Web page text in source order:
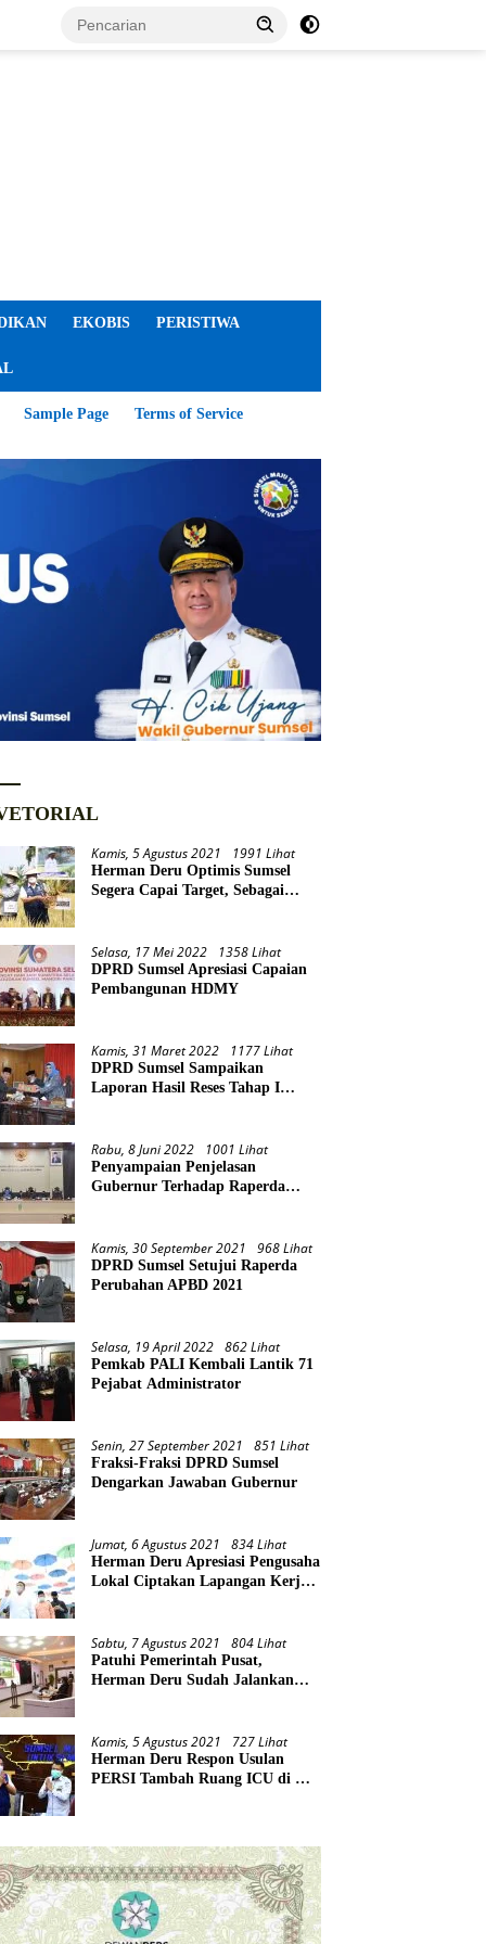
EKOBIS PERISTIWA
Sample Page Terms of Service
Kamis, 5 Agustus 2021 1991 Lihat
Herman Deru Optimis Sumsel
Segera Capai Target, Sebagai
Selasa, 17 Mei 2022 1358 Lihat
DPRD Sumsel Apresiasi Capaian
Pembangunan HDMY
Kamis, 31 Maret 2022 1177 Lihat
DPRD Sumsel Sampaikan
Laporan Hasil Reses Tahap I
Rabu, 8 Juni 2022 1001 Lihat
Penyampaian Penjelasan
Gubernur Terhadap Raperda
Kamis, 30 September 2021 968 Lihat
DPRD Sumsel Setujui Raperda
Perubahan APBD 2021
Selasa, 19 April 2022 862 Lihat
Pemkab PALI Kembali Lantik 71
Pejabat Administrator
Senin, 27 September 2021 851 Lihat
Fraksi-Fraksi DPRD Sumsel
Dengarkan Jawaban Gubernur
Jumat, 6 Agustus 2021 834 Lihat
Herman Deru Apresiasi Pengusaha
Lokal Ciptakan Lapangan Kerja
Sabtu, 7 Agustus 2021 804 Lihat
Patuhi Pemerintah Pusat,
Herman Deru Sudah Jalankan
Kamis, 5 Agustus 2021 727 Lihat
Herman Deru Respon Usulan
PERSI Tambah Ruang ICU di RS